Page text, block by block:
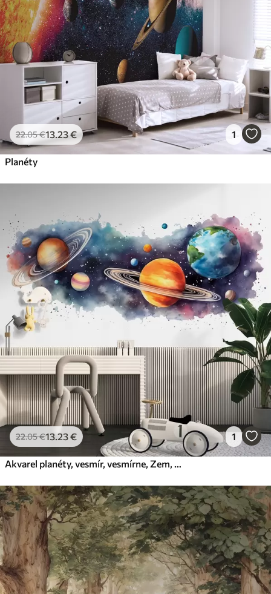
22.05€13 .23€ 1
Planéty
22.05€13.23€ 1